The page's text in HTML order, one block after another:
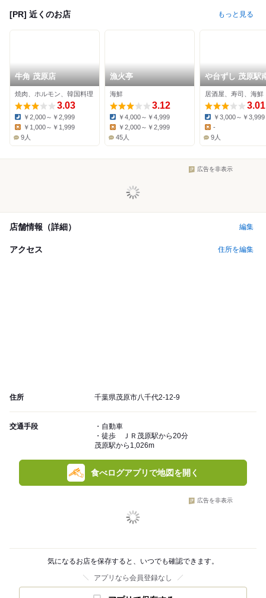
[PR] 近くのお店 もっと見る
牛角 茂原店
焼肉、ホルモン、韓国料理
3.03
Dinner:
￥2,000～￥2,999
Lunch:
￥1,000～￥1,999
9人
漁火亭
海鮮
3.12
Dinner:
￥4,000～￥4,999
Lunch:
￥2,000～￥2,999
45人
や台ずし 茂原駅
町
居酒屋、寿司、海鮮
3.01
Dinner:
￥3,000～￥3,999
Lunch:
-
9人
広告を非表示
店舗情報（詳細） 編集
アクセス 住所を編集
住所 千葉県茂原市八千代2-12-9
交通手段
・自動車
・徒歩 ＪＲ茂原駅から20分
茂原駅から1,026m
食べログアプリで地図を開く
広告を非表示
気になるお店を保存すると、いつでも確認できます。
アプリなら会員登録なし